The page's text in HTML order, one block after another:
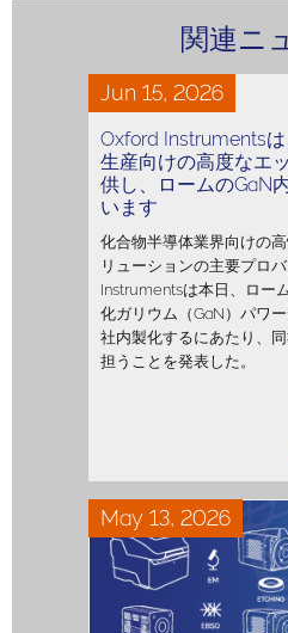
関連ニ
Jun 15, 2026
Oxford Instruments
生産向けの高度なエ
供し、ロームのGaN
います
化合物半導体業界向けの
リューションの主要プロ
Instrumentsは本日、ロー
化ガリウム（GaN）パワ
社内製化するにあたり、
担うことを発表した。
May 13, 2026